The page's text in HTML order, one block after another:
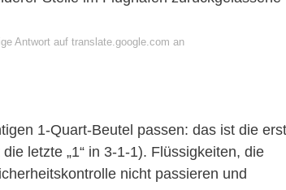
Antwort auf translate.google.com an
1-Quart-Beutel passen: das ist die
letzte „1“ in 3-1-1). Flüssigkeiten, die
nicht passieren und